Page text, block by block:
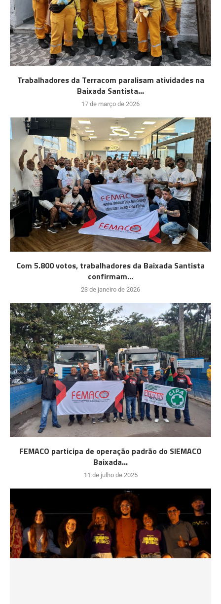
Trabalhadores da Terracom paralisam atividades na
Baixada Santista...
17 de março de 2026
Com 5.800 votos, trabalhadores da Baixada Santista
confirmam...
23 de janeiro de 2026
FEMACO participa de operação padrão do SIEMACO
Baixada...
11 de julho de 2025